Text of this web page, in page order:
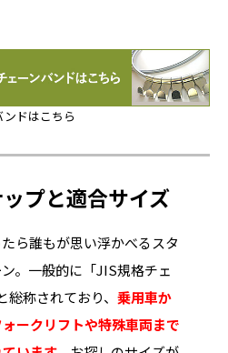
ンドはこちら
プと適合サイズ
ら誰もが思い浮かべるスタ
。一般的に「JIS規格チェ
称されており、 乗用車か
ークリフトや特殊車両まで